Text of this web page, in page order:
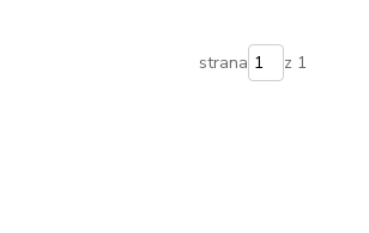
strana z 1